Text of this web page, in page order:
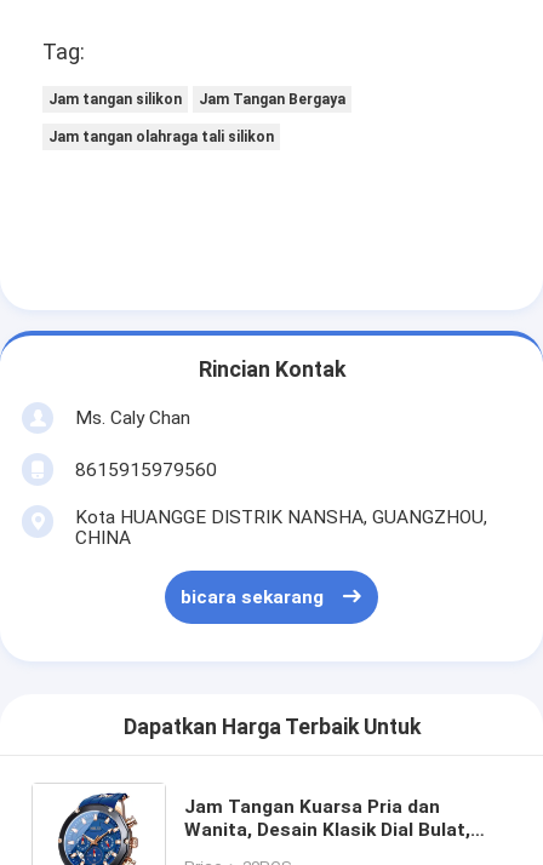
Tag:
Jam tangan silikon Jam Tangan Bergaya
Jam tangan olahraga tali silikon
Rincian Kontak
Ms. Caly Chan
8615915979560
Kota HUANGGE DISTRIK NANSHA, GUANGZHOU,
CHINA
bicara sekarang
Dapatkan Harga Terbaik Untuk
Jam Tangan Kuarsa Pria dan
Wanita, Desain Klasik Dial Bulat,